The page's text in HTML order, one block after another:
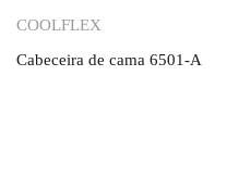
COOLFLEX
Cabeceira de cama 6501-A
Orçamento